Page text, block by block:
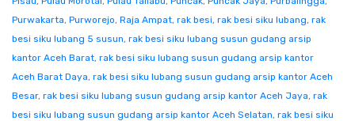
Purwakarta, Purworejo, Raja Ampat, rak besi, rak besi siku lubang, rak
besi siku lubang 5 susun, rak besi siku lubang susun gudang arsip
kantor Aceh Barat, rak besi siku lubang susun gudang arsip kantor
Aceh Barat Daya, rak besi siku lubang susun gudang arsip kantor Aceh
Besar, rak besi siku lubang susun gudang arsip kantor Aceh Jaya, rak
besi siku lubang susun gudang arsip kantor Aceh Selatan, rak besi siku